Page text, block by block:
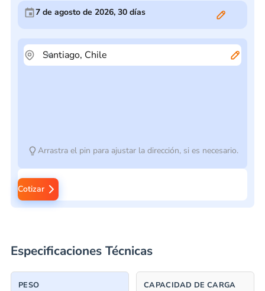
7 de agosto de 2026, 30 días
Arrastra el pin para ajustar la dirección, si es necesario.
Cotizar
Especificaciones Técnicas
PESO CAPACIDAD DE CARGA